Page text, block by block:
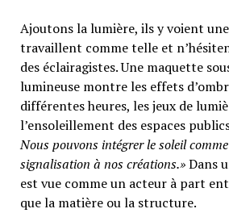
Ajoutons la lumière, ils y voient
travaillent comme telle et
des éclairagistes. Une maquette
lumineuse montre les effets
différentes heures, les jeux de
l’ensoleillement des espaces
Nous pouvons intégrer le soleil
signalisation à nos créations.»Dans
est vue comme un acteur à part
que la matière ou la structure.